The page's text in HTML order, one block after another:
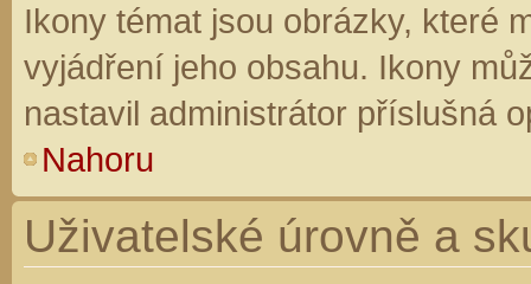
Ikony témat jsou obrázky, které
vyjádření jeho obsahu. Ikony
nastavil administrátor příslušná
Nahoru
Uživatelské úrovně a